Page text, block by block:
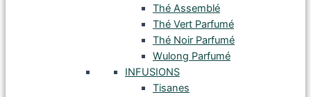
Thé Assemblé
Thé Vert Parfumé
Thé Noir Parfumé
Wulong Parfumé
INFUSIONS
Tisanes